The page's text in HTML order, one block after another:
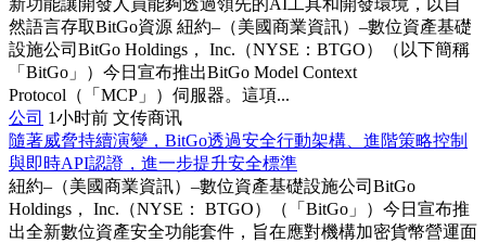
新功能讓開發人員能夠透過領先的AI工具和開發環境，以自
然語言存取BitGo資源 紐約–（美國商業資訊）–數位資產基礎
設施公司BitGo Holdings， Inc.（NYSE：BTGO）（以下簡稱
「BitGo」）今日宣布推出BitGo Model Context
Protocol（「MCP」）伺服器。這項...
公司 1小时前 文传商讯
隨著威脅持續演變，BitGo透過安全行動架構、進階策略控制
與即時API認證，進一步提升安全標準
紐約–（美國商業資訊）–數位資產基礎設施公司BitGo
Holdings， Inc.（NYSE： BTGO）（「BitGo」）今日宣布推
出全新數位資產安全功能套件，旨在應對機構加密貨幣營運面